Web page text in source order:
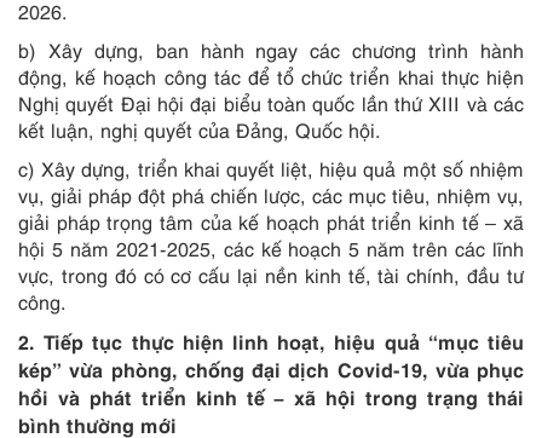
2026.
b) Xây dựng, ban hành ngay các chương trình hành
động, kế hoạch công tác để tổ chức triển khai thực hiện
Nghị quyết Đại hội đại biểu toàn quốc lần thứ XIII và các
kết luận, nghị quyết của Đảng, Quốc hội.
c) Xây dựng, triển khai quyết liệt, hiệu quả một số nhiệm
vụ, giải pháp đột phá chiến lược, các mục tiêu, nhiệm vụ,
giải pháp trọng tâm của kế hoạch phát triển kinh tế – xã
hội 5 năm 2021-2025, các kế hoạch 5 năm trên các lĩnh
vực, trong đó có cơ cấu lại nền kinh tế, tài chính, đầu tư
công.
2. Tiếp tục thực hiện linh hoạt, hiệu quả “mục tiêu
kép” vừa phòng, chống đại dịch Covid-19, vừa phục
hồi và phát triển kinh tế – xã hội trong trạng thái
bình thường mới